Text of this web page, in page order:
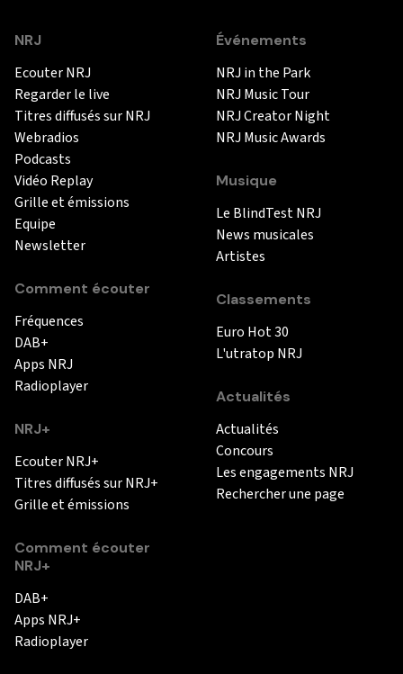
NRJ
Ecouter NRJ
Regarder le live
Titres diffusés sur NRJ
Webradios
Podcasts
Vidéo Replay
Grille et émissions
Equipe
Newsletter
Comment écouter
Fréquences
DAB+
Apps NRJ
Radioplayer
NRJ+
Ecouter NRJ+
Titres diffusés sur NRJ+
Grille et émissions
Comment écouter
NRJ+
DAB+
Apps NRJ+
Radioplayer
Événements
NRJ in the Park
NRJ Music Tour
NRJ Creator Night
NRJ Music Awards
Musique
Le BlindTest NRJ
News musicales
Artistes
Classements
Euro Hot 30
L'utratop NRJ
Actualités
Actualités
Concours
Les engagements NRJ
Rechercher une page